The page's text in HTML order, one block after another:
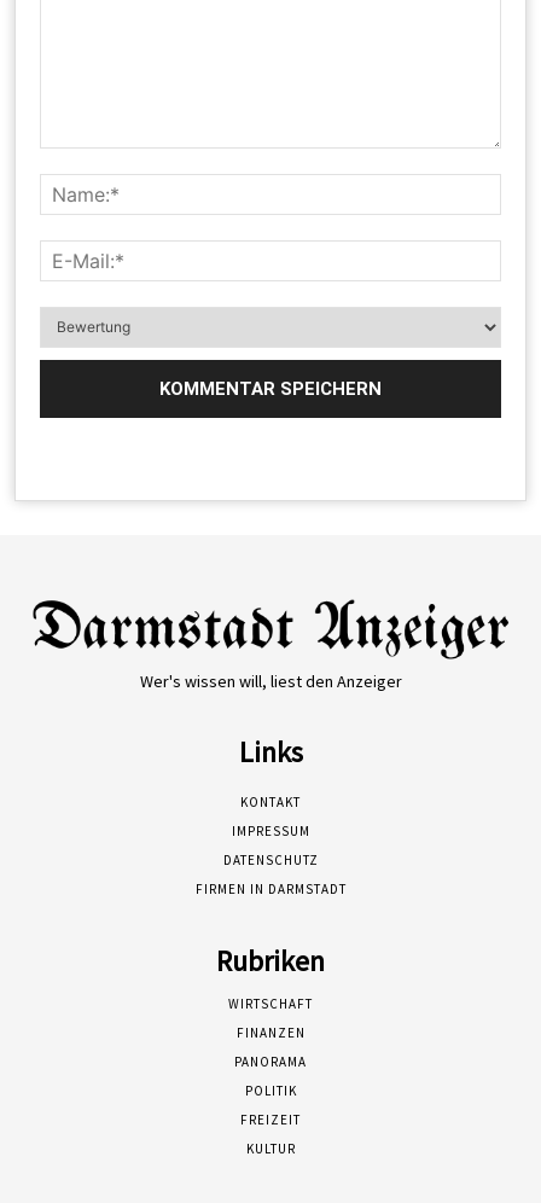
Wer's wissen will, liest den Anzeiger
Links
KONTAKT
IMPRESSUM
DATENSCHUTZ
FIRMEN IN DARMSTADT
Rubriken
WIRTSCHAFT
FINANZEN
PANORAMA
POLITIK
FREIZEIT
KULTUR